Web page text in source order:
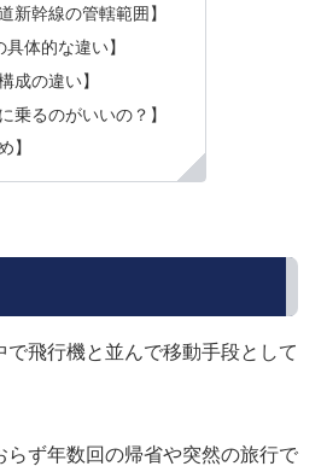
新幹線の管轄範囲】
具体的な違い】
成の違い】
乗るのがいいの？】
】
で飛行機と並んで移動手段として
らず年数回の帰省や突然の旅行で